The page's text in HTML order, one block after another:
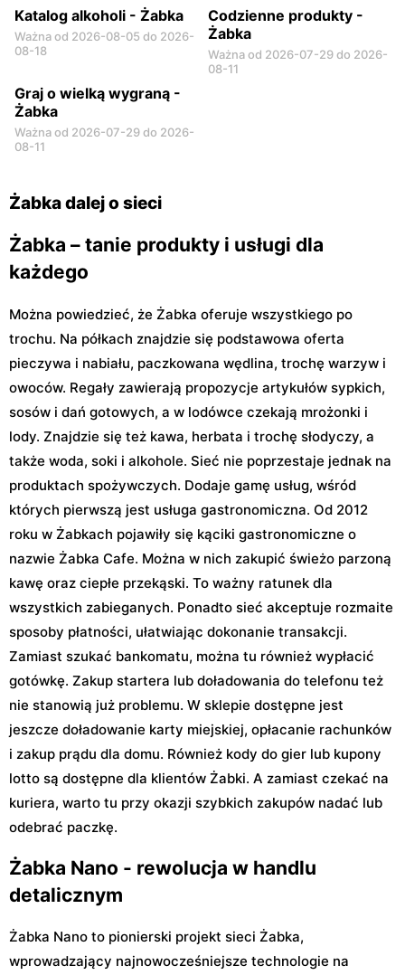
Katalog alkoholi - Żabka
Ważna od 2026-08-05 do 2026-
08-18
Codzienne produkty -
Żabka
Ważna od 2026-07-29 do 2026-
08-11
Graj o wielką wygraną -
Żabka
Ważna od 2026-07-29 do 2026-
08-11
Żabka dalej o sieci
Żabka – tanie produkty i usługi dla
każdego
Można powiedzieć, że Żabka oferuje wszystkiego po
trochu. Na półkach znajdzie się podstawowa oferta
pieczywa i nabiału, paczkowana wędlina, trochę warzyw i
owoców. Regały zawierają propozycje artykułów sypkich,
sosów i dań gotowych, a w lodówce czekają mrożonki i
lody. Znajdzie się też kawa, herbata i trochę słodyczy, a
także woda, soki i alkohole. Sieć nie poprzestaje jednak na
produktach spożywczych. Dodaje gamę usług, wśród
których pierwszą jest usługa gastronomiczna. Od 2012
roku w Żabkach pojawiły się kąciki gastronomiczne o
nazwie Żabka Cafe. Można w nich zakupić świeżo parzoną
kawę oraz ciepłe przekąski. To ważny ratunek dla
wszystkich zabieganych. Ponadto sieć akceptuje rozmaite
sposoby płatności, ułatwiając dokonanie transakcji.
Zamiast szukać bankomatu, można tu również wypłacić
gotówkę. Zakup startera lub doładowania do telefonu też
nie stanowią już problemu. W sklepie dostępne jest
jeszcze doładowanie karty miejskiej, opłacanie rachunków
i zakup prądu dla domu. Również kody do gier lub kupony
lotto są dostępne dla klientów Żabki. A zamiast czekać na
kuriera, warto tu przy okazji szybkich zakupów nadać lub
odebrać paczkę.
Żabka Nano - rewolucja w handlu
detalicznym
Żabka Nano to pionierski projekt sieci Żabka,
wprowadzający najnowocześniejsze technologie na